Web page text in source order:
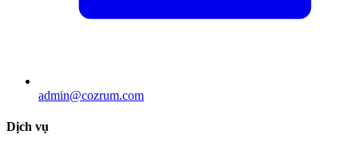
admin@cozrum.com
Dịch vụ